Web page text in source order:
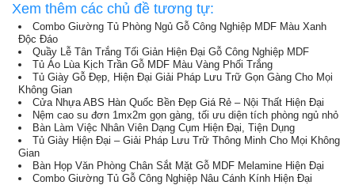
Xem thêm các chủ đề tương tự:
Combo Giường Tủ Phòng Ngủ Gỗ Công Nghiệp MDF Màu Xanh
Độc Đáo
Quầy Lễ Tân Trắng Tối Giản Hiện Đại Gỗ Công Nghiệp MDF
Tủ Áo Lùa Kịch Trần Gỗ MDF Màu Vàng Phối Trắng
Tủ Giày Gỗ Đẹp, Hiện Đại Giải Pháp Lưu Trữ Gọn Gàng Cho Mọi
Không Gian
Cửa Nhựa ABS Hàn Quốc Bền Đẹp Giá Rẻ – Nội Thất Hiện Đại
Nệm cao su đơn 1mx2m gọn gàng, tối ưu diện tích phòng ngủ nhỏ
Bàn Làm Việc Nhân Viên Dạng Cụm Hiện Đại, Tiện Dụng
Tủ Giày Hiện Đại – Giải Pháp Lưu Trữ Thông Minh Cho Mọi Không
Gian
Bàn Họp Văn Phòng Chân Sắt Mặt Gỗ MDF Melamine Hiện Đại
Combo Giường Tủ Gỗ Công Nghiệp Nâu Cánh Kính Hiện Đại